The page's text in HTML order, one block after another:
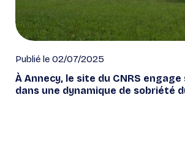
Publié le 02/07/2025
À Annecy, le site du CNRS
dans une dynamique de sobriété